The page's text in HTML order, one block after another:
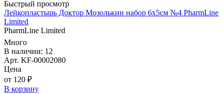
Быстрый просмотр
Лейкопластырь Доктор Мозолькин набор 6х5см №4 PharmLine
Limited
PharmLine Limited
Много
В наличии: 12
Арт. KF-00002080
Цена
от 120 ₽
В корзину